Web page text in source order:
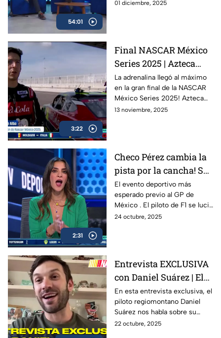
54:01
Longo, cofundador y Chief
viene para el futuro del
automovilismo eléctrico.
01 diciembre, 2025
3:22
Final NASCAR México
Series 2025 | Azteca
Deportes en la pista con
los campeones
La adrenalina llegó al máximo
en la gran final de la NASCAR
México Series 2025! Azteca
Deportes estuvo presente en
automovilismo nacional.
13 noviembre, 2025
2:31
Checo Pérez cambia la
pista por la cancha! Se
celebró la 10ª edición
de “De la Pista a la
Cancha”
El evento deportivo más
esperado previo al GP de
México . El piloto de F1 se lució
con Hack trick.
24 octubre, 2025
Entrevista EXCLUSIVA
con Daniel Suárez | El
Piloto Mexicano que
firma con Spire
Motorsports
En esta entrevista exclusiva, el
piloto regiomontano Daniel
Suárez nos habla sobre su
trayectoria en la NASCAR Cup
22 octubre, 2025